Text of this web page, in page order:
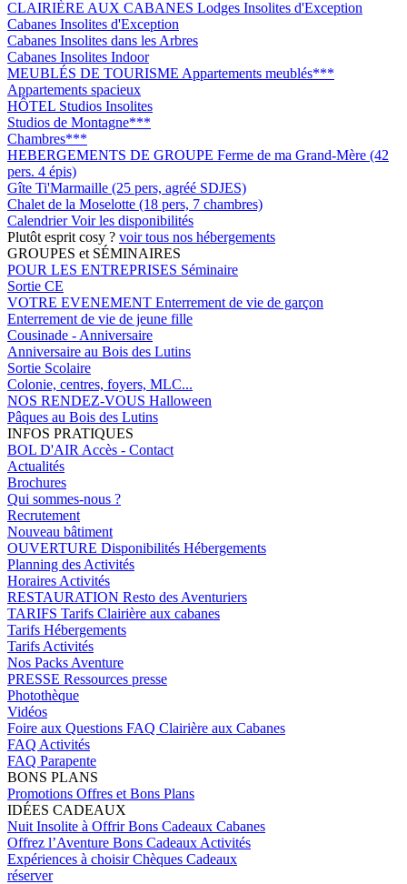
CLAIRIÈRE AUX CABANES Lodges Insolites d'Exception
Cabanes Insolites d'Exception
Cabanes Insolites dans les Arbres
Cabanes Insolites Indoor
MEUBLÉS DE TOURISME Appartements meublés***
Appartements spacieux
HÔTEL Studios Insolites
Studios de Montagne***
Chambres***
HEBERGEMENTS DE GROUPE Ferme de ma Grand-Mère (42
pers. 4 épis)
Gîte Ti'Marmaille (25 pers, agréé SDJES)
Chalet de la Moselotte (18 pers, 7 chambres)
CalendrierVoir les disponibilités
Plutôt esprit cosy ? voir tous nos hébergements
GROUPES et SÉMINAIRES
POUR LES ENTREPRISES Séminaire
Sortie CE
VOTRE EVENEMENT Enterrement de vie de garçon
Enterrement de vie de jeune fille
Cousinade - Anniversaire
Anniversaire au Bois des Lutins
Sortie Scolaire
Colonie, centres, foyers, MLC...
NOS RENDEZ-VOUS Halloween
Pâques au Bois des Lutins
INFOS PRATIQUES
BOL D'AIR Accès - Contact
Actualités
Brochures
Qui sommes-nous ?
Recrutement
Nouveau bâtiment
OUVERTURE Disponibilités Hébergements
Planning des Activités
Horaires Activités
RESTAURATION Resto des Aventuriers
TARIFS Tarifs Clairière aux cabanes
Tarifs Hébergements
Tarifs Activités
Nos Packs Aventure
PRESSE Ressources presse
Photothèque
Vidéos
Foire aux Questions FAQ Clairière aux Cabanes
FAQ Activités
FAQ Parapente
BONS PLANS
Promotions Offres et Bons Plans
IDÉES CADEAUX
Nuit Insolite à OffrirBons Cadeaux Cabanes
Offrez l’Aventure Bons Cadeaux Activités
Expériences à choisirChèques Cadeaux
réserver